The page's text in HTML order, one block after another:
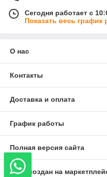
Сегодня работает с
Показать весь график
О нас
Контакты
Доставка и оплата
График работы
Полная версия сайта
Сайт создан на